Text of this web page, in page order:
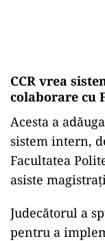
CCR vrea
colaborare cu
Acesta a
sistem intern,
Facultatea
asiste
Judecătorul a
pentru a